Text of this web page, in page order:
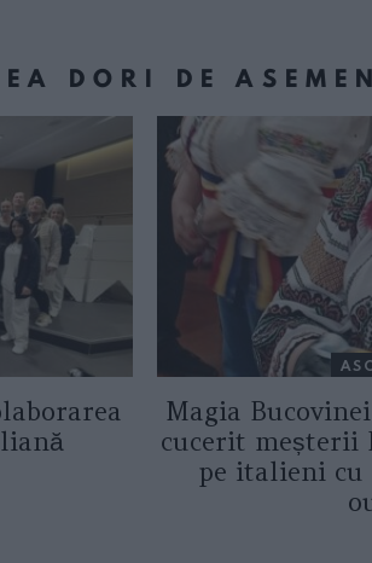
DORI DE
Magia
cucerit meșterii
pe italieni